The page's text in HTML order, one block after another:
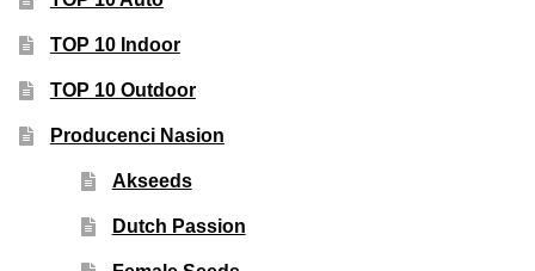
TOP 10 Indoor
TOP 10 Outdoor
Producenci Nasion
Akseeds
Dutch Passion